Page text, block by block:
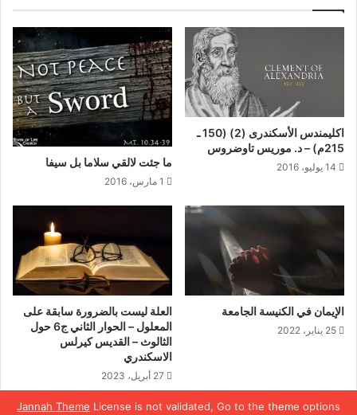
Jannah Theme License is not validated, Go to the theme options
اكليمندس الأسكندرى (2) (150 ـ
215م) – د. موريس تاوضروس
14 يوليو، 2016 ما جئت لالقي سلاما بل سيفا
1 مارس، 2016
الإيمان في الكنيسة الجامعة
25 يناير، 2022
العلة ليست بالضرورة سابقة على
المعلول – الحوار الثاني ج6 حول
الثالوث – القديس كيرلس
الاسكندري
27 أبريل، 2023